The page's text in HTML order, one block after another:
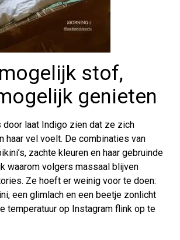
stof,
genieten
door laat Indigo zien dat ze zich
haar vel voelt. De combinaties van
zachte kleuren en haar gebruinde
waarom volgers massaal blijven
Ze hoeft er weinig voor te doen:
een glimlach en een beetje zonlicht
temperatuur op Instagram flink op te